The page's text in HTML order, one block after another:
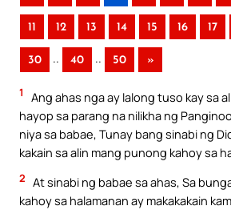
11 12 13 14 15 16 17
30 .. 40 .. 50 »
1
Ang ahas nga ay lalong tuso kay sa
hayop sa parang na nilikha ng
niya sa babae, Tunay bang sinabi ng
kakain sa alin mang punong kahoy sa
2 At sinabi ng babae sa ahas, Sa
kahoy sa halamanan ay makakakain